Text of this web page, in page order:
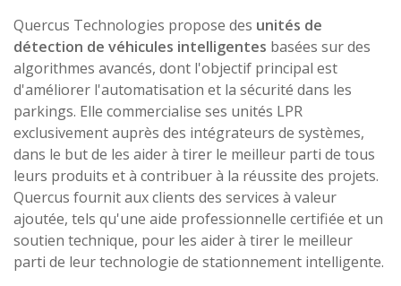
Quercus Technologies propose des unités de
détection de véhicules intelligentes basées sur des
algorithmes avancés, dont l'objectif principal est
d'améliorer l'automatisation et la sécurité dans les
parkings. Elle commercialise ses unités LPR
exclusivement auprès des intégrateurs de systèmes,
dans le but de les aider à tirer le meilleur parti de tous
leurs produits et à contribuer à la réussite des projets.
Quercus fournit aux clients des services à valeur
ajoutée, tels qu'une aide professionnelle certifiée et un
soutien technique, pour les aider à tirer le meilleur
parti de leur technologie de stationnement intelligente.